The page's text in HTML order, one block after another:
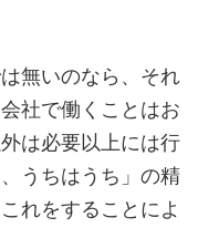
無いのなら、それ
社で働くことはお
は必要以上には行
うちはうち」の精
れをすることによ